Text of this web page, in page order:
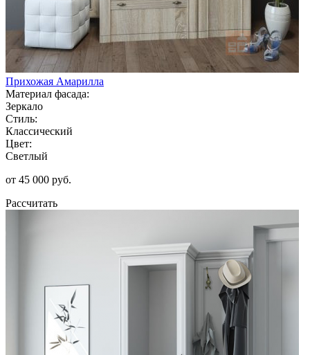
Прихожая Амарилла
Материал фасада:
Зеркало
Стиль:
Классический
Цвет:
Светлый
от 45 000 руб.
Рассчитать